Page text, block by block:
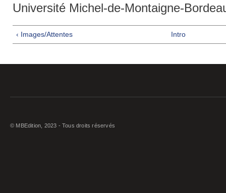
Université Michel-de-Montaigne-
‹ Images/Attentes Intro
© MBEdition, 2023 - Tous droits réservés